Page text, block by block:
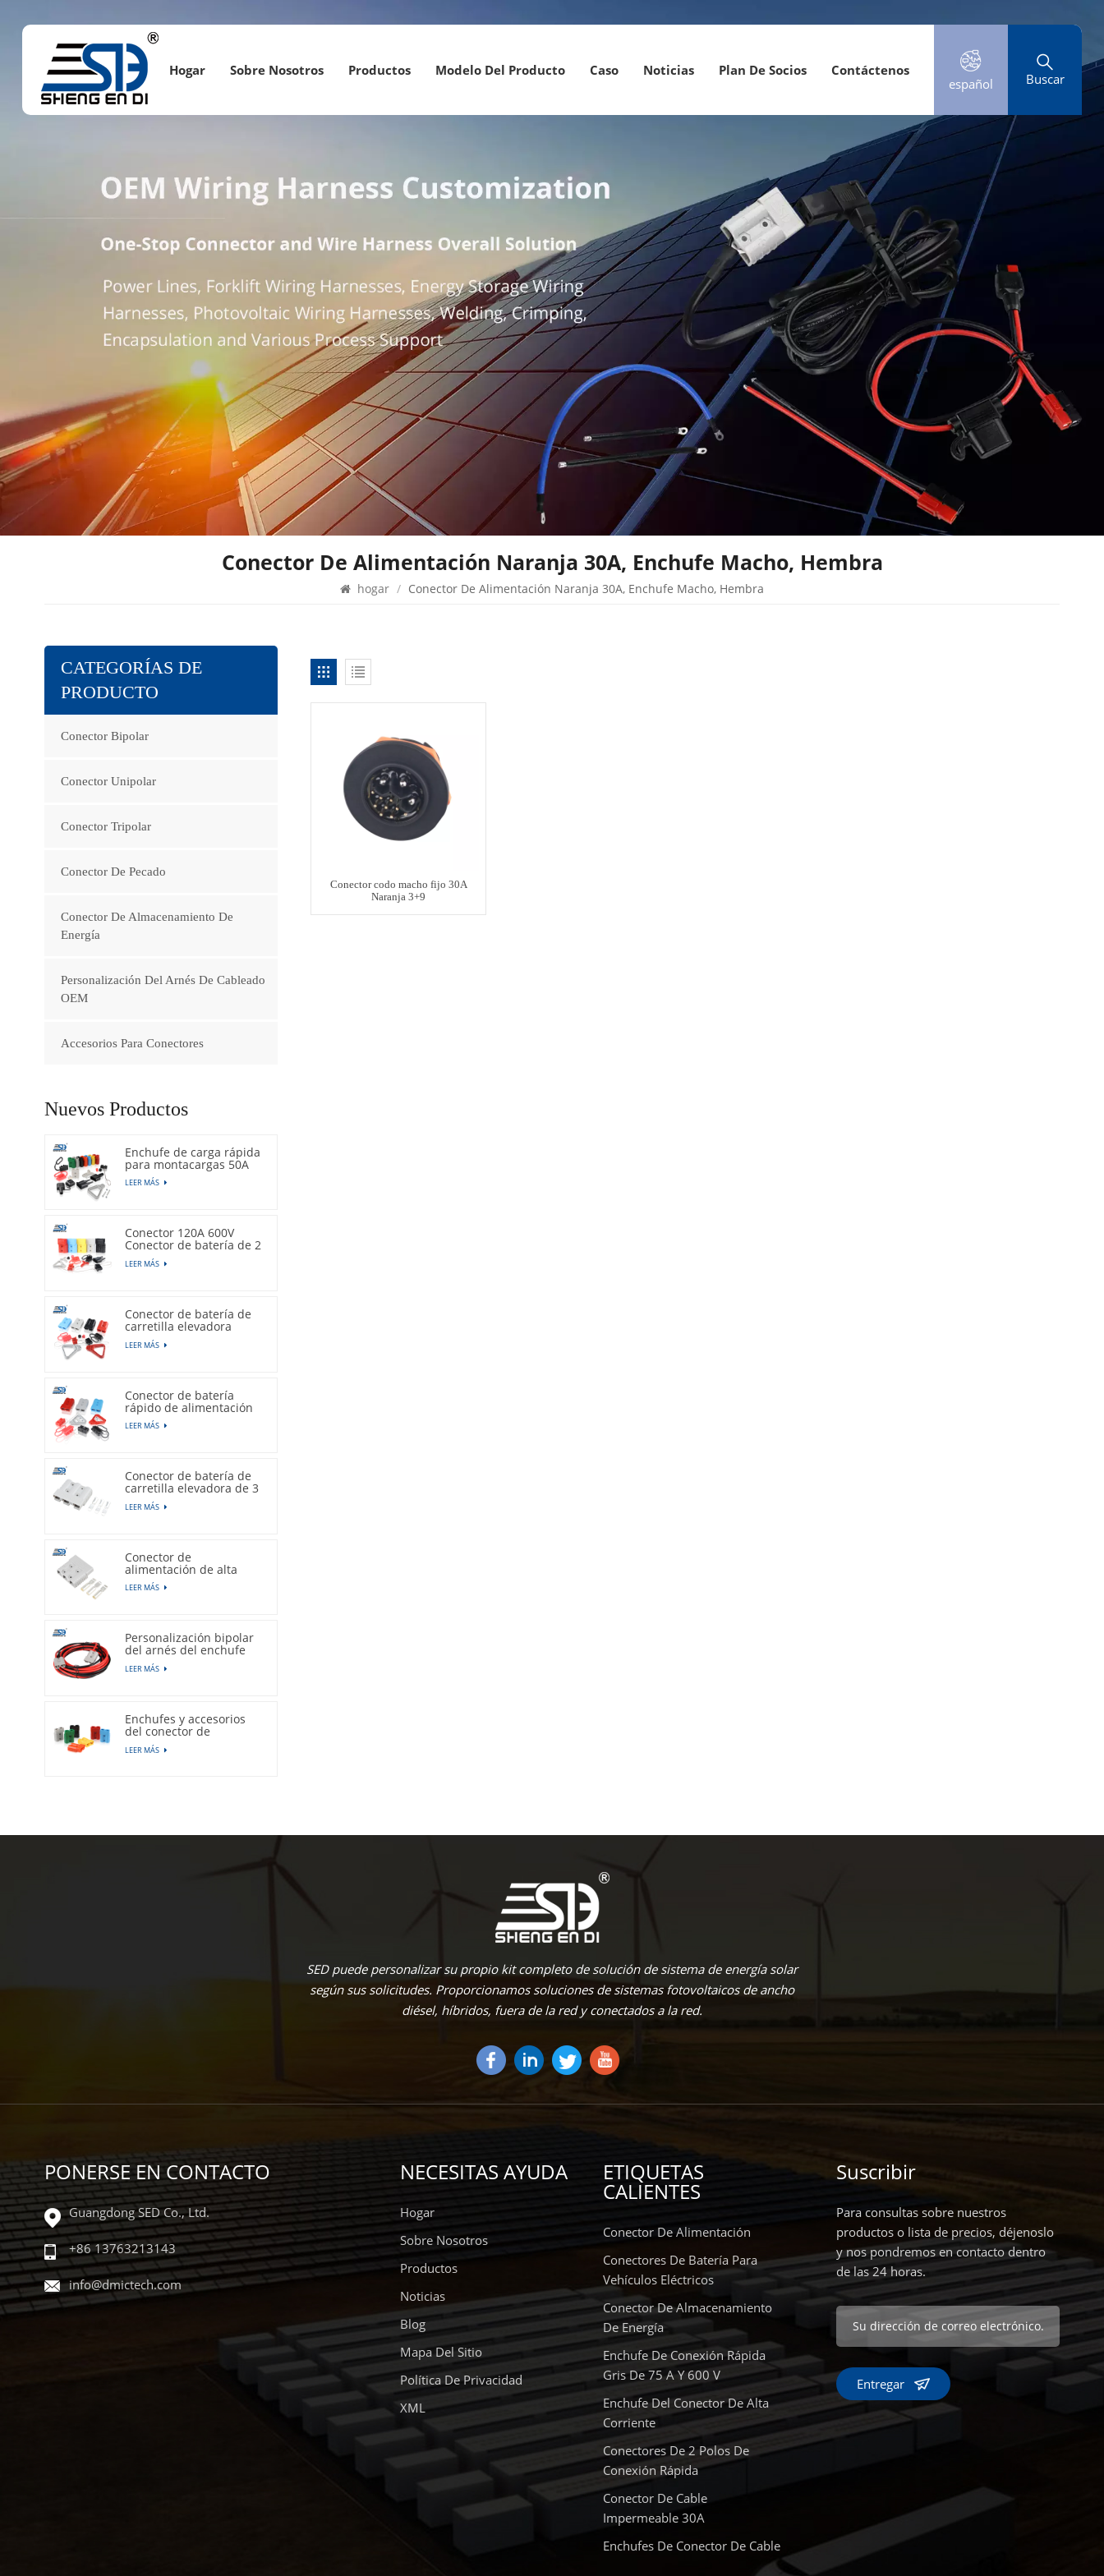
Hogar Sobre Nosotros Productos Modelo Del Producto Caso Noticias Plan De Socios
Contáctenos
español
Buscar
Conector De Alimentación Naranja 30A, Enchufe Macho, Hembra
hogar / Conector De Alimentación Naranja 30A, Enchufe Macho, Hembra
Conector codo macho fijo 30A
Naranja 3+9
CATEGORÍAS DE
PRODUCTO
Conector Bipolar
Conector Unipolar
Conector Tripolar
Conector De Pecado
Conector De Almacenamiento De
Energía
Personalización Del Arnés De Cableado
OEM
Accesorios Para Conectores
Nuevos Productos
Enchufe de carga rápida
para montacargas 50A
600V
LEER MÁS
Conector 120A 600V
Conector de batería de 2
pines
LEER MÁS
Conector de batería de
carretilla elevadora
175A 600V
LEER MÁS
Conector de batería
rápido de alimentación
350A 600V
LEER MÁS
Conector de batería de
carretilla elevadora de 3
polos, 50A, 600V,
enchufe gris
LEER MÁS
Conector de
alimentación de alta
corriente de la carretilla
elevadora eléctrica
LEER MÁS
Personalización bipolar
del arnés del enchufe
del conector de la
batería del vehículo
LEER MÁS
Enchufes y accesorios
del conector de
alimentación de batería
de litio
LEER MÁS
SED puede personalizar su propio kit completo de solución de sistema de energía solar
según sus solicitudes. Proporcionamos soluciones de sistemas fotovoltaicos de ancho
diésel, híbridos, fuera de la red y conectados a la red.
PONERSE EN CONTACTO
Guangdong SED Co., Ltd.
+86 13763213143
info@dmictech.com
NECESITAS AYUDA
Hogar
Sobre Nosotros
Productos
Noticias
Blog
Mapa Del Sitio
Política De Privacidad
XML
ETIQUETAS
CALIENTES
Conector De Alimentación
Conectores De Batería Para
Vehículos Eléctricos
Conector De Almacenamiento
De Energía
Enchufe De Conexión Rápida
Gris De 75 A Y 600 V
Enchufe Del Conector De Alta
Corriente
Conectores De 2 Polos De
Conexión Rápida
Conector De Cable
Impermeable 30A
Enchufes De Conector De Cable
Suscribir
Para consultas sobre nuestros
productos o lista de precios, déjenoslo
y nos pondremos en contacto dentro
de las 24 horas.
Entregar